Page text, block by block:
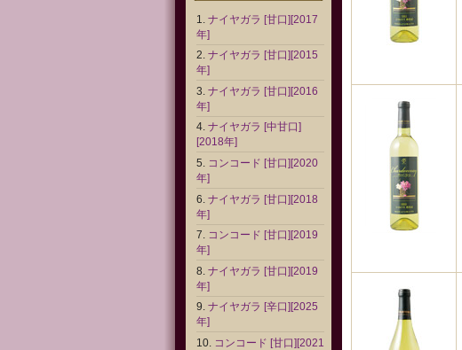
ナイヤガラ [甘口][2017
年]
ナイヤガラ [甘口][2015
年]
ナイヤガラ [甘口][2016
年]
ナイヤガラ [中甘口]
[2018年]
コンコード [甘口][2020
年]
ナイヤガラ [甘口][2018
年]
コンコード [甘口][2019
年]
ナイヤガラ [甘口][2019
年]
ナイヤガラ [辛口][2025
年]
コンコード [甘口][2021